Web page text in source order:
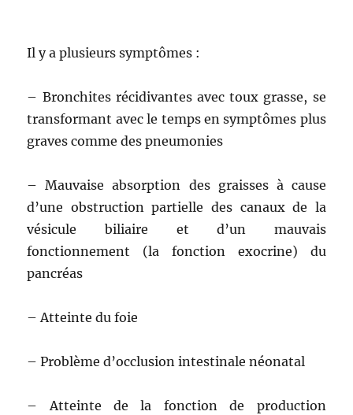
Il y a plusieurs symptômes :
– Bronchites récidivantes avec toux grasse, se
transformant avec le temps en symptômes plus
graves comme des pneumonies
– Mauvaise absorption des graisses à cause
d’une obstruction partielle des canaux de la
vésicule biliaire et d’un mauvais
fonctionnement (la fonction exocrine) du
pancréas
– Atteinte du foie
– Problème d’occlusion intestinale néonatal
– Atteinte de la fonction de production